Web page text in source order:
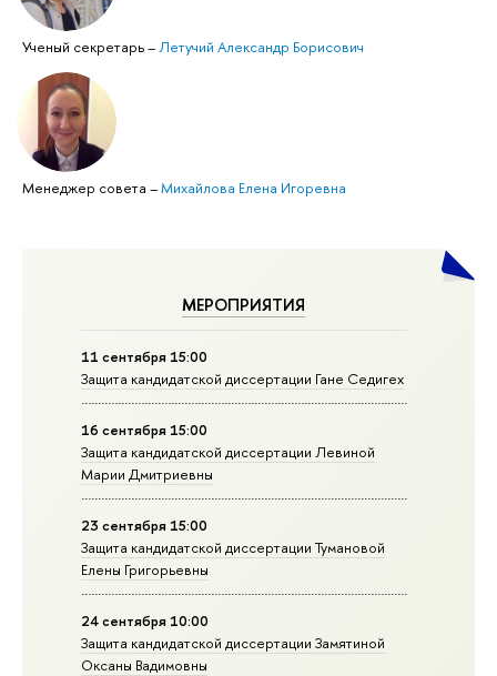
Ученый секретарь–Летучий Александр Борисович
Менеджер совета –Михайлова Елена Игоревна
МЕРОПРИЯТИЯ
11 сентября 15:00
Защита кандидатской диссертации Гане Седигех
16 сентября 15:00
Защита кандидатской диссертации Левиной
Марии Дмитриевны
23 сентября 15:00
Защита кандидатской диссертации Тумановой
Елены Григорьевны
24 сентября 10:00
Защита кандидатской диссертации Замятиной
Оксаны Вадимовны